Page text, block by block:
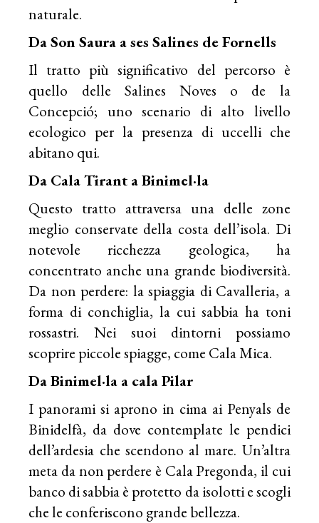
naturale.
Da Son Saura a ses Salines de Fornells
Il tratto più significativo del percorso è
quello delle Salines Noves o de la
Concepció; uno scenario di alto livello
ecologico per la presenza di uccelli che
abitano qui.
Da Cala Tirant a Binimel·la
Questo tratto attraversa una delle zone
meglio conservate della costa dell’isola. Di
notevole ricchezza geologica, ha
concentrato anche una grande biodiversità.
Da non perdere: la spiaggia di Cavalleria, a
forma di conchiglia, la cui sabbia ha toni
rossastri. Nei suoi dintorni possiamo
scoprire piccole spiagge, come Cala Mica.
Da Binimel·la a cala Pilar
I panorami si aprono in cima ai Penyals de
Binidelfà, da dove contemplate le pendici
dell’ardesia che scendono al mare. Un’altra
meta da non perdere è Cala Pregonda, il cui
banco di sabbia è protetto da isolotti e scogli
che le conferiscono grande bellezza.